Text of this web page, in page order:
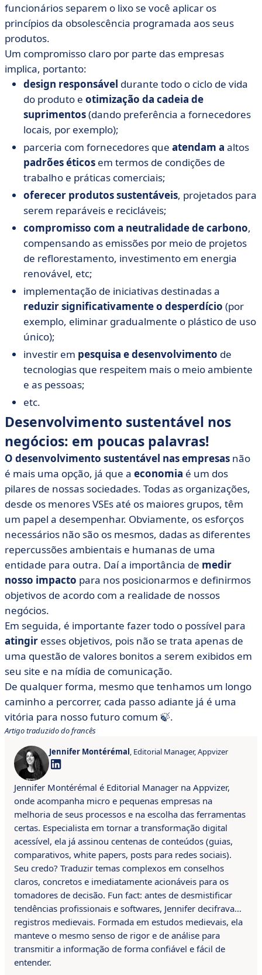
funcionários separem o lixo se você aplicar os
princípios da obsolescência programada aos seus
produtos.
Um compromisso claro por parte das empresas
implica, portanto:
design responsável durante todo o ciclo de vida
do produto e otimização da cadeia de
suprimentos(dando preferência a fornecedores
locais, por exemplo);
parceria com fornecedores que atendam a altos
padrões éticos em termos de condições de
trabalho e práticas comerciais;
oferecer produtos sustentáveis, projetados para
serem reparáveis e recicláveis;
compromisso com a neutralidade de carbono,
compensando as emissões por meio de projetos
de reflorestamento, investimento em energia
renovável, etc;
implementação de iniciativas destinadas a
reduzir significativamente o desperdício (por
exemplo, eliminar gradualmente o plástico de uso
único);
investir em pesquisa e desenvolvimento de
tecnologias que respeitem mais o meio ambiente
e as pessoas;
etc.
Desenvolvimento sustentável nos
negócios: em poucas palavras!
O desenvolvimento sustentável nas empresas não
é mais uma opção, já que a economia é um dos
pilares de nossas sociedades. Todas as organizações,
desde os menores VSEs até os maiores grupos, têm
um papel a desempenhar. Obviamente, os esforços
necessários não são os mesmos, dadas as diferentes
repercussões ambientais e humanas de uma
entidade para outra. Daí a importância de medir
nosso impacto para nos posicionarmos e definirmos
objetivos de acordo com a realidade de nossos
negócios.
Em seguida, é importante fazer todo o possível para
atingir esses objetivos, pois não se trata apenas de
uma questão de valores bonitos a serem exibidos em
seu site e na mídia de comunicação.
De qualquer forma, mesmo que tenhamos um longo
caminho a percorrer, cada passo adiante já é uma
vitória para nosso futuro comum 🍃.
Artigo traduzido do francês
Jennifer Montérémal, Editorial Manager, Appvizer
Jennifer Montérémal é Editorial Manager na Appvizer,
onde acompanha micro e pequenas empresas na
melhoria de seus processos e na escolha das ferramentas
certas. Especialista em tornar a transformação digital
acessível, ela já assinou centenas de conteúdos (guias,
comparativos, white papers, posts para redes sociais).
Seu credo? Traduzir temas complexos em conselhos
claros, concretos e imediatamente acionáveis para os
tomadores de decisão. Fun fact: antes de desmistificar
tendências profissionais e softwares, Jennifer decifrava…
registros medievais. Formada em estudos medievais, ela
manteve o mesmo senso de rigor e de análise para
transmitir a informação de forma confiável e fácil de
entender.